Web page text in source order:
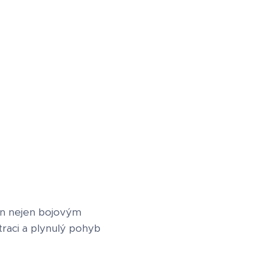
nejen bojovým
a plynulý pohyb